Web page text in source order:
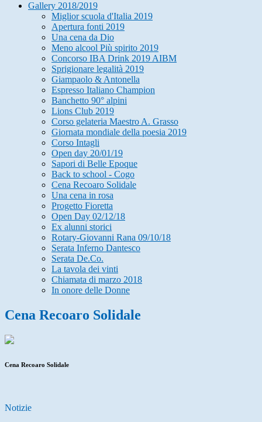
Gallery 2018/2019
Miglior scuola d'Italia 2019
Apertura fonti 2019
Una cena da Dio
Meno alcool Più spirito 2019
Concorso IBA Drink 2019 AIBM
Sprigionare legalità 2019
Giampaolo & Antonella
Espresso Italiano Champion
Banchetto 90° alpini
Lions Club 2019
Corso gelateria Maestro A. Grasso
Giornata mondiale della poesia 2019
Corso Intagli
Open day 20/01/19
Sapori di Belle Epoque
Back to school - Cogo
Cena Recoaro Solidale
Una cena in rosa
Progetto Fioretta
Open Day 02/12/18
Ex alunni storici
Rotary-Giovanni Rana 09/10/18
Serata Inferno Dantesco
Serata De.Co.
La tavola dei vinti
Chiamata di marzo 2018
In onore delle Donne
Cena Recoaro Solidale
Cena Recoaro Solidale
Notizie